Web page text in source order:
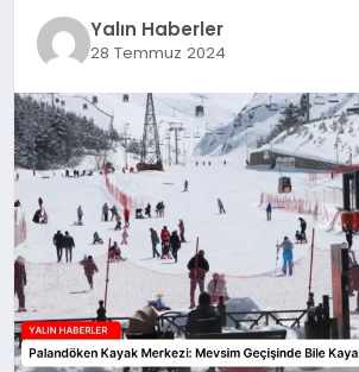
TEKNOLOJİ
MAGAZİN
SAĞLIK
Yalın Haberler
28 Temmuz 2024